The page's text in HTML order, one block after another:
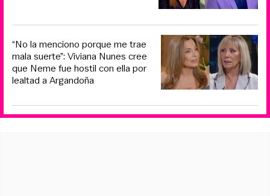
“No la menciono porque me trae
mala suerte”: Viviana Nunes cree
que Neme fue hostil con ella por
lealtad a Argandoña